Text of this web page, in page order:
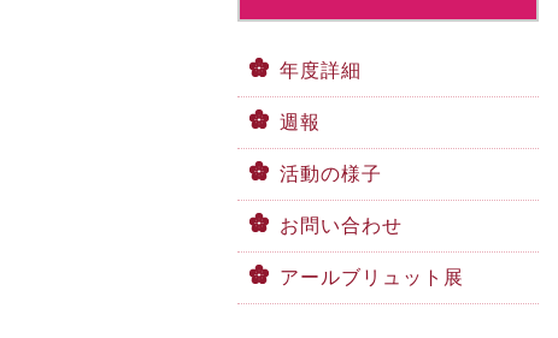
年度詳細
週報
活動の様子
お問い合わせ
アールブリュット展